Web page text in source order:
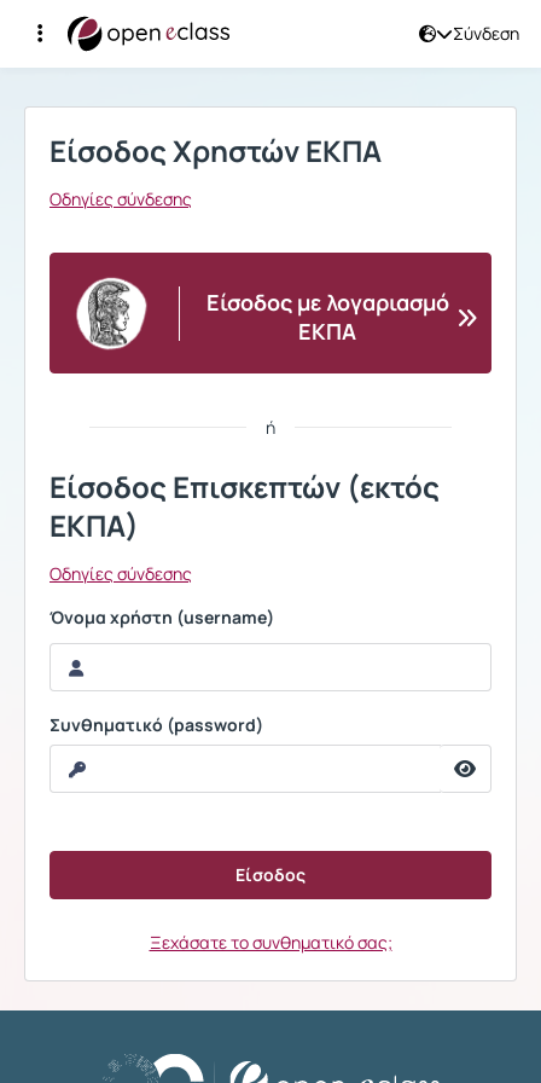
Σύνδεση
Σύνδεση
Είσοδος Χρηστών ΕΚΠΑ
Οδηγίες σύνδεσης
Είσοδος με λογαριασμό
ΕΚΠΑ
ή
Είσοδος Επισκεπτών (εκτός
ΕΚΠΑ)
Οδηγίες σύνδεσης
Όνομα χρήστη (username)
Συνθηματικό (password)
Ξεχάσατε το συνθηματικό σας;